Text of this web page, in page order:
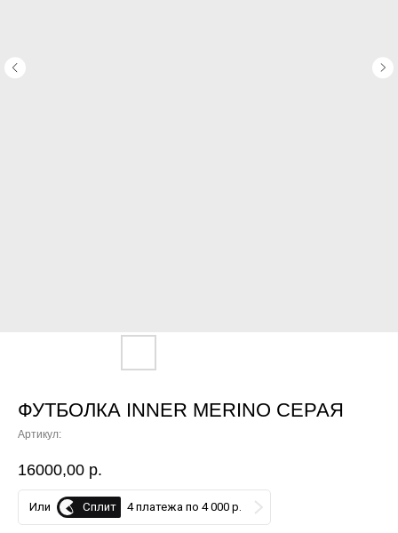
ФУТБОЛКА INNER MERINO СЕРАЯ
Артикул:
16000,00 р.
Или Сплит 4 платежа по 4 000 р.